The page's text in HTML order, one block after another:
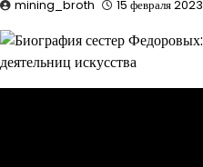
mining_broth 15 февраля 2023